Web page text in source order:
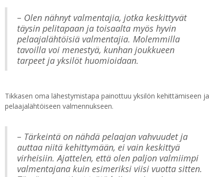
– Olen nähnyt valmentajia, jotka keskittyvät
täysin pelitapaan ja toisaalta myös hyvin
pelaajalähtöisiä valmentajia. Molemmilla
tavoilla voi menestyä, kunhan joukkueen
tarpeet ja yksilöt huomioidaan.
Tikkasen oma lähestymistapa painottuu yksilön kehittämiseen ja
pelaajalähtöiseen valmennukseen.
– Tärkeintä on nähdä pelaajan vahvuudet ja
auttaa niitä kehittymään, ei vain keskittyä
virheisiin. Ajattelen, että olen paljon valmiimpi
valmentajana kuin esimeriksi viisi vuotta sitten.